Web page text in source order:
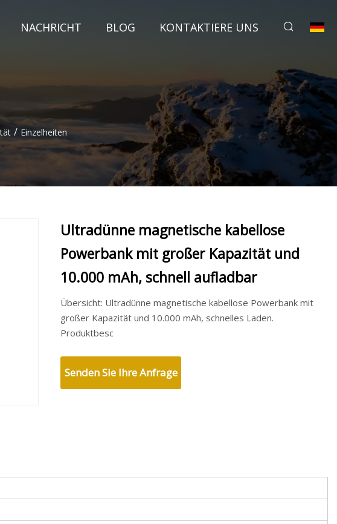
NACHRICHT BLOG KONTAKTIERE UNS
/ Einzelheiten
Ultradünne magnetische kabellose
Powerbank mit großer Kapazität und
10.000 mAh, schnell aufladbar
Übersicht: Ultradünne magnetische kabellose Powerbank mit
großer Kapazität und 10.000 mAh, schnelles Laden.
Produktbesc
Senden Sie Ihre Anfrage